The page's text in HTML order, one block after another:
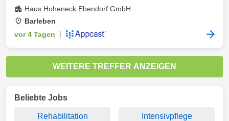
Haus Hoheneck Ebendorf GmbH
Barleben
vor 4 Tagen
WEITERE TREFFER ANZEIGEN
Beliebte Jobs
Rehabilitation Intensivpflege